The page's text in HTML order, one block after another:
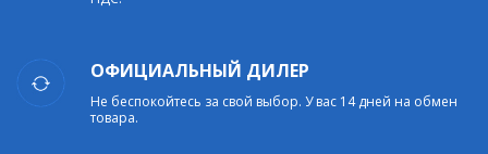
ОФИЦИАЛЬНЫЙ ДИЛЕР
Не беспокойтесь за свой выбор. У вас 14 дней на обмен
товара.